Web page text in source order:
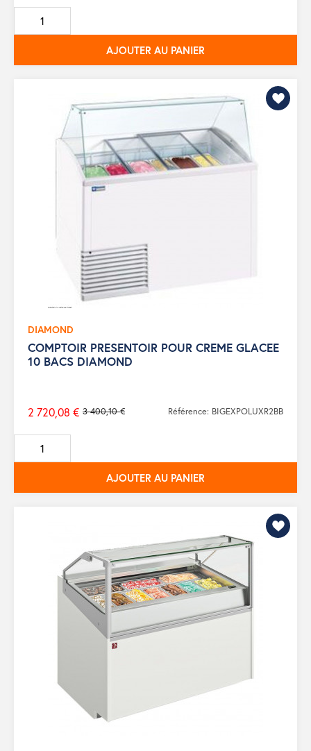
de
base
AJOUTER AU PANIER
DIAMOND
COMPTOIR PRESENTOIR POUR CREME GLACEE
10 BACS DIAMOND
Prix
de
base
3 400,10 €
2 720,08 € Référence: BIGEXPOLUXR2BB
AJOUTER AU PANIER